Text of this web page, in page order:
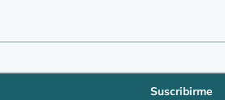
Suscribirme